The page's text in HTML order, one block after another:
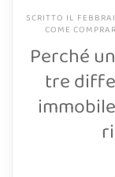
SCRITTO IL
COME
Perché
tre